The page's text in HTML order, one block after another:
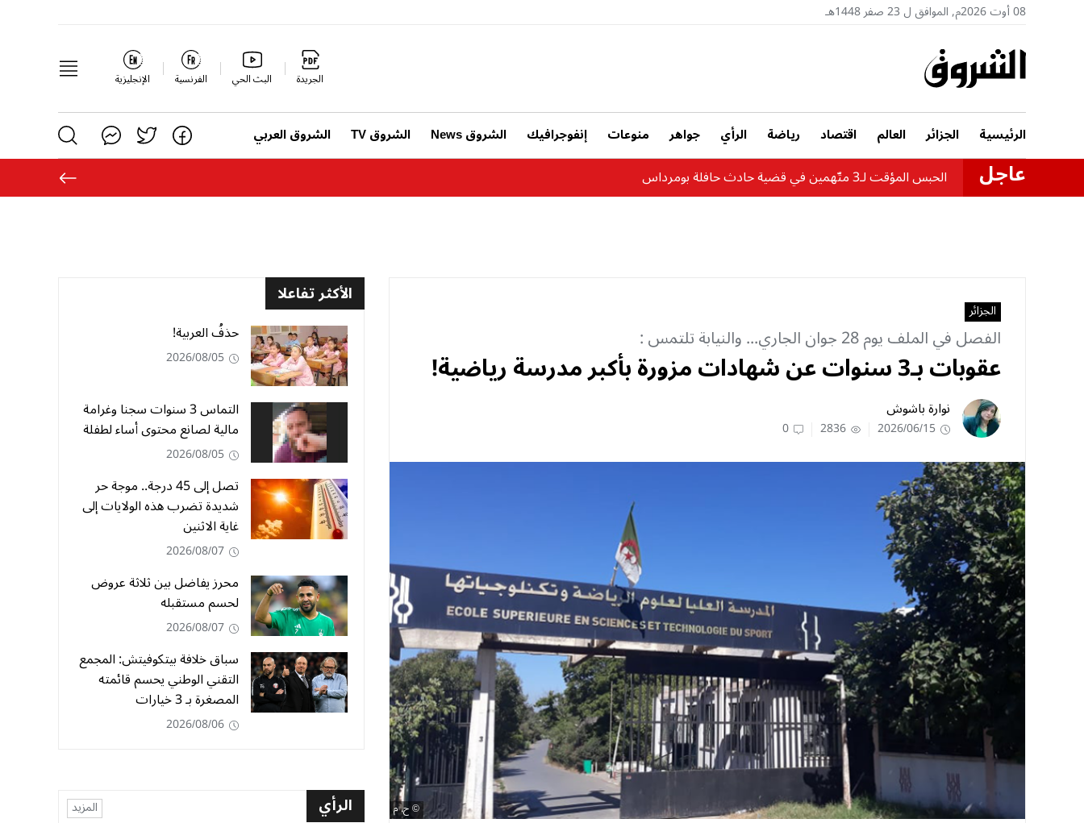
08 أوت 2026م, الموافق ل 23 صفر 1448هـ
الجريدة البث الحي الفرنسية الإنجليزية
الرئيسية الجزائر العالم اقتصاد رياضة الرأي جواهر منوعات إنفوجرافيك الشروق News الشروق TV الشروق العربي
عاجل الحبس المؤقت لـ3 متّهمين في قضية حادث حافلة بومرداس
الجزائر
الفصل في الملف يوم 28 جوان الجاري... والنيابة تلتمس :
عقوبات بـ3 سنوات عن شهادات مزورة بأكبر مدرسة رياضية!
نوارة باشوش
2026/06/15
2836
0
ح. م
الأكثر تفاعلا
حذفُ العربية!
2026/08/05
التماس 3 سنوات سجنا وغرامة
مالية لصانع محتوى أساء لطفلة
2026/08/05
تصل إلى 45 درجة.. موجة حر
شديدة تضرب هذه الولايات إلى
غاية الاثنين
2026/08/07
محرز يفاضل بين ثلاثة عروض
لحسم مستقبله
2026/08/07
سباق خلافة بيتكوفيتش: المجمع
التقني الوطني يحسم قائمته
المصغرة بـ 3 خيارات
2026/08/06
الرأي المزيد